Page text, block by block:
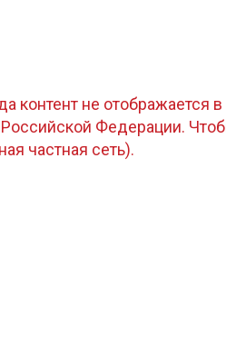
контент не
Российской Федерации.
частная сеть).